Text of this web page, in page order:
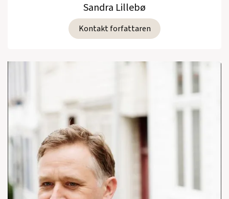
Sandra Lillebø
Kontakt forfattaren